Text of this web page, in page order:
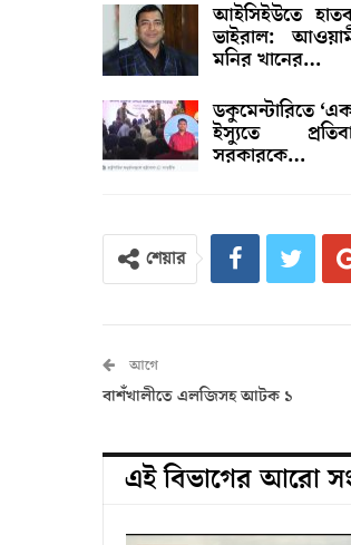
আইসিইউতে
ভাইরাল:
মনির খানের…
ডকুমেন্টারিতে
ইস্যুতে
সরকারকে…
শেয়ার
আগে
বাশঁখালীতে এলজিসহ আটক ১
এই বিভাগের আরো